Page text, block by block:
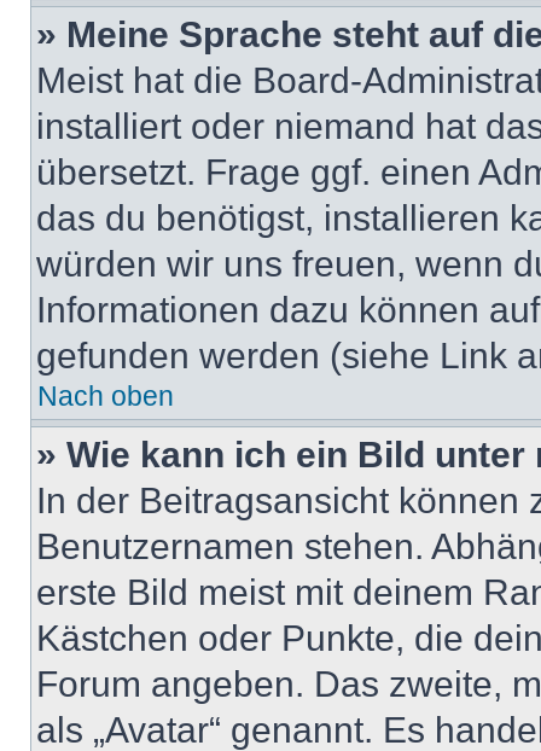
» Meine Sprache steht auf
Meist hat die Board-
installiert oder niemand hat
übersetzt. Frage ggf. einen
das du benötigst, installieren
würden wir uns freuen, wenn
Informationen dazu können
gefunden werden (siehe Link
Nach oben
» Wie kann ich ein Bild
In der Beitragsansicht können
Benutzernamen stehen.
erste Bild meist mit deinem
Kästchen oder Punkte, die
Forum angeben. Das zweite,
als „Avatar“ genannt. Es